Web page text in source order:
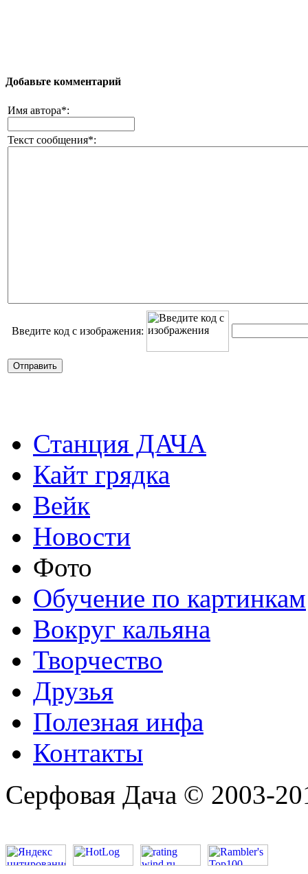
Добавьте комментарий
Имя автора*:
Текст сообщения*:
Введите код с изображения:
Станция ДАЧА
Кайт грядка
Вейк
Новости
Фото
Обучение по картинкам
Вокруг кальяна
Творчество
Друзья
Полезная инфа
Контакты
Серфовая Дача © 2003-